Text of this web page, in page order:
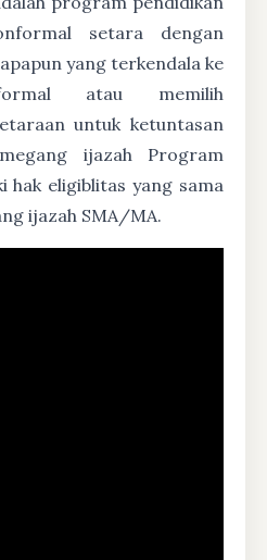
setara dengan
yang terkendala ke
atau memilih
untuk ketuntasan
ijazah Program
hak eligiblitas yang sama
ijazah SMA/MA.